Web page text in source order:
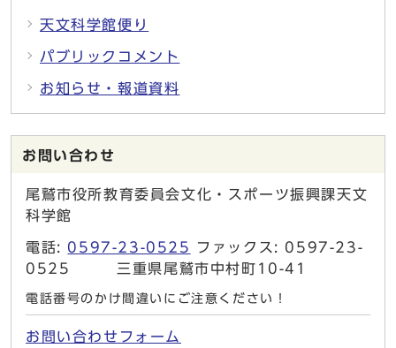
天文科学館便り
パブリックコメント
お知らせ・報道資料
お問い合わせ
尾鷲市役所教育委員会文化・スポーツ振興課天文
科学館
電話: 0597-23-0525
ファックス: 0597-23-
0525 三重県尾鷲市中村町10-41
電話番号のかけ間違いにご注意ください！
お問い合わせフォーム